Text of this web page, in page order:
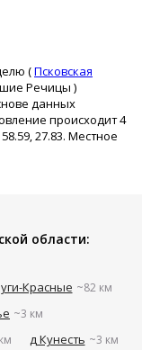
(Псковская
Речицы )
данных
происходит 4
27.83. Местное
области:
Красные ~82 км
~3 км
д Кунесть ~3 км